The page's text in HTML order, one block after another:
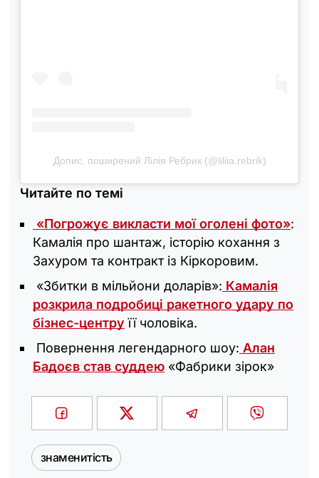
Допис, поширений Лілія Ребрик (@liliia.rebrik)
Читайте по темі
«Погрожує викласти мої оголені фото»:
Камалія про шантаж, історію кохання з
Захуром та контракт із Кіркоровим.
«Збитки в мільйони доларів»: Камалія
розкрила подробиці ракетного удару по
бізнес-центру її чоловіка.
Повернення легендарного шоу: Алан
Бадоєв став суддею «Фабрики зірок»
знаменитість